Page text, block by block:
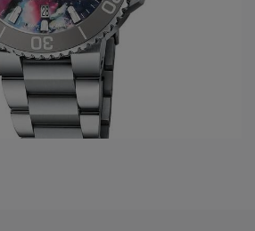
naar om betere horloges te
functies en geavanceerde
De in eigen huis ontwikkelde
Made-automaten belooft
van vijf dagen,
garantie van 10 jaar en aanbevolen